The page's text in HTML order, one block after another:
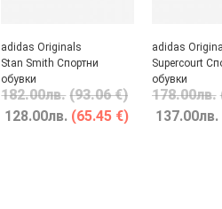
adidas Originals
Stan Smith Спортни
обувки
182.00лв. (93.06 €)
128.00лв. (65.45 €)
adidas
Supercourt
обувки
178.00лв.
137.00лв.